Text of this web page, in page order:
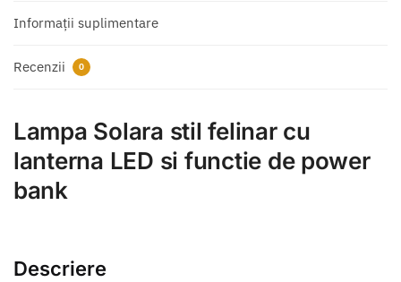
Informații suplimentare
Recenzii 0
Lampa Solara stil felinar cu
lanterna LED si functie de power
bank
Descriere